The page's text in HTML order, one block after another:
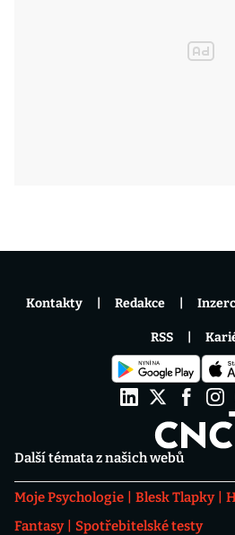
Další témata z našich webů
Moje Psychologie Blesk Tlapky
Fantasy
Spotřebitelské testy
Kontakty Redakce
RSS